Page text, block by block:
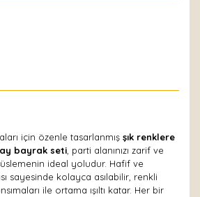
için özenle tasarlanmış şık renklere
bayrak seti , parti alanınızı zarif ve
ideal yoludur. Hafif ve
sayesinde kolayca asılabilir, renkli
ile ortama ışıltı katar. Her bir